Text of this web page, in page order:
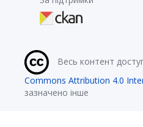
Весь контент
Commons Attribution 4.0
зазначено інше